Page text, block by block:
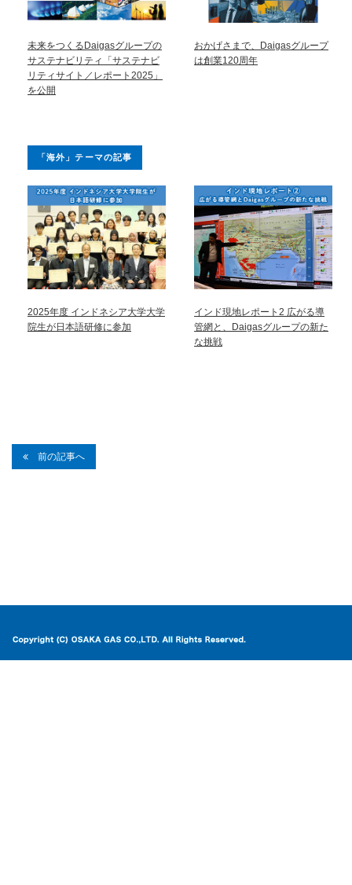
未来をつくるDaigasグループの
サステナビリティ「サステナビ
リティサイト／レポート2025」
を公開
おかげさまで、Daigasグループ
は創業120周年
「海外」テーマの記事
2025年度 インドネシア大学大学
院生が日本語研修に参加
インド現地レポート2 広がる導
管網と、Daigasグループの新た
な挑戦
前の記事へ